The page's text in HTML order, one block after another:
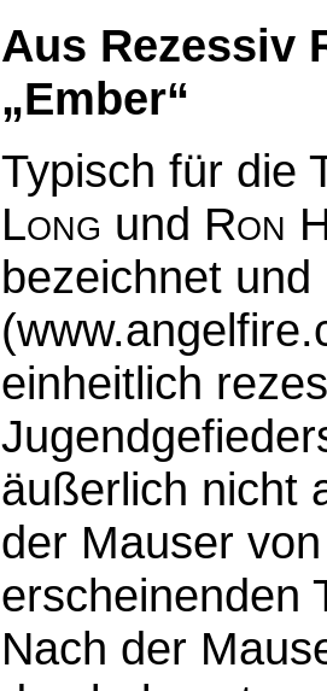
Aus Rezessiv
„Ember“
Typisch für die
Long und Ron
bezeichnet
einheitlich
äußerlich nicht
der Mauser
erscheinenden
Nach der